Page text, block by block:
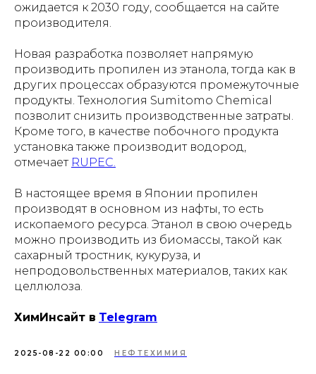
ожидается к 2030 году, сообщается на сайте
производителя.
Новая разработка позволяет напрямую
производить пропилен из этанола, тогда как в
других процессах образуются промежуточные
продукты. Технология Sumitomo Chemical
позволит снизить производственные затраты.
Кроме того, в качестве побочного продукта
установка также производит водород,
отмечает RUPEC.
В настоящее время в Японии пропилен
производят в основном из нафты, то есть
ископаемого ресурса. Этанол в свою очередь
можно производить из биомассы, такой как
сахарный тростник, кукуруза, и
непродовольственных материалов, таких как
целлюлоза.
ХимИнсайт в Telegram
2025-08-22 00:00 НЕФТЕХИМИЯ